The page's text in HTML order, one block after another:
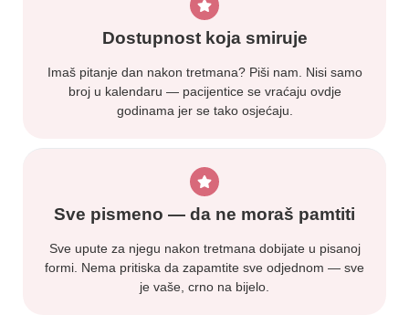
Dostupnost koja smiruje
Imaš pitanje dan nakon tretmana? Piši nam. Nisi samo
broj u kalendaru — pacijentice se vraćaju ovdje
godinama jer se tako osjećaju.
Sve pismeno — da ne moraš pamtiti
Sve upute za njegu nakon tretmana dobijate u pisanoj
formi. Nema pritiska da zapamtite sve odjednom — sve
je vaše, crno na bijelo.